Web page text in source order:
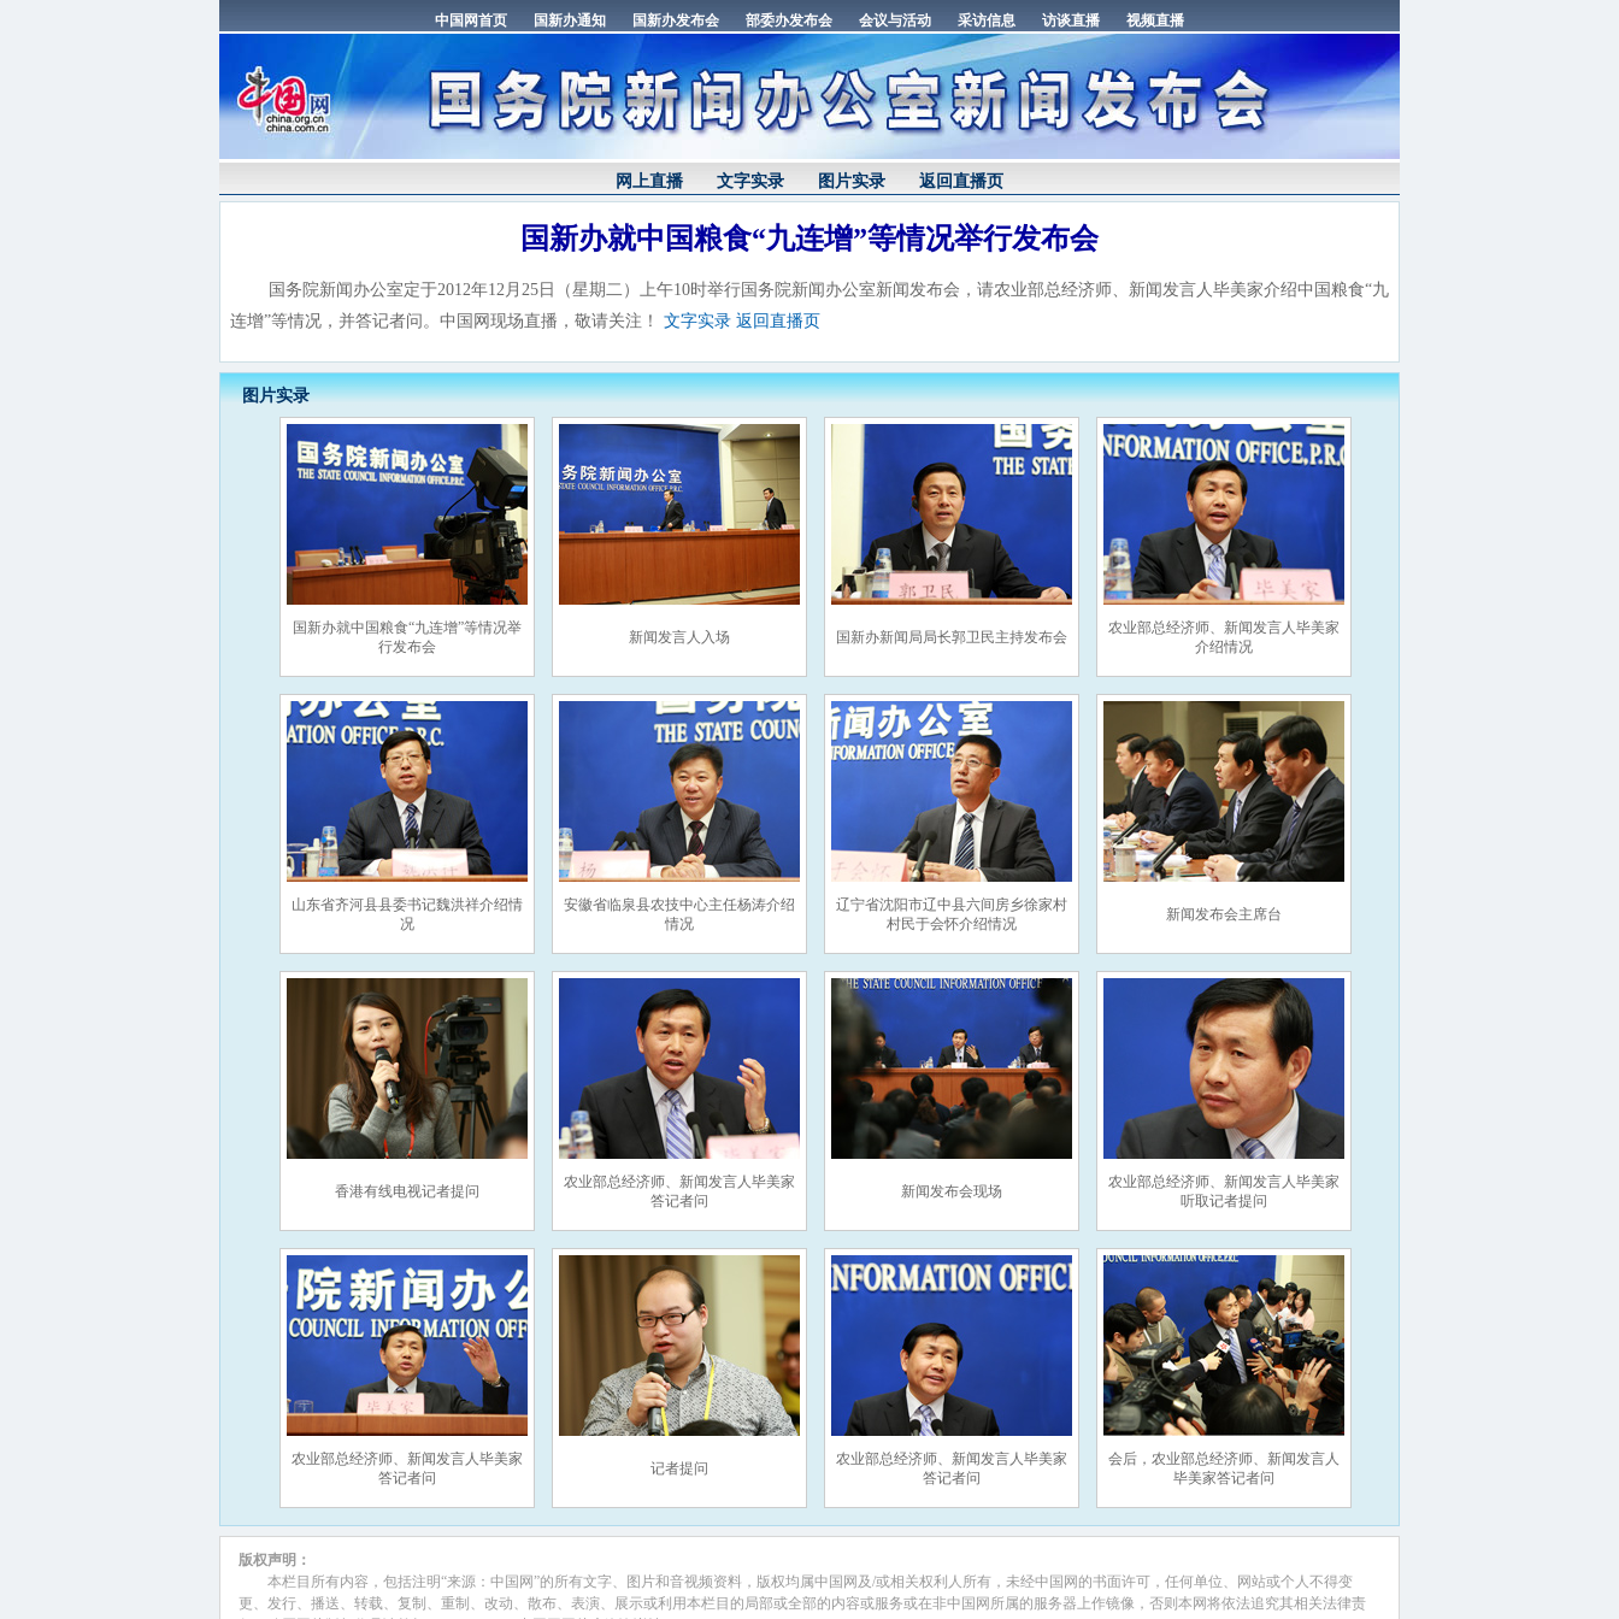
网上直播 文字实录 图片实录 返回直播页
国新办就中国粮食“九连增”等情况举行发布会
国务院新闻办公室定于2012年12月25日（星期二）上午10时举行国务院新闻办公室新闻发布会，请农业部总经济师、新闻发言人毕美家介绍中国粮食“九
连增”等情况，并答记者问。中国网现场直播，敬请关注！ 文字实录 返回直播页
图片实录
国新办就中国粮食“九连增”等情况举
行发布会
新闻发言人入场 国新办新闻局局长郭卫民主持发布会
农业部总经济师、新闻发言人毕美家
介绍情况
山东省齐河县县委书记魏洪祥介绍情
况
安徽省临泉县农技中心主任杨涛介绍
情况
辽宁省沈阳市辽中县六间房乡徐家村
村民于会怀介绍情况
新闻发布会主席台
香港有线电视记者提问
农业部总经济师、新闻发言人毕美家
答记者问
新闻发布会现场
农业部总经济师、新闻发言人毕美家
听取记者提问
农业部总经济师、新闻发言人毕美家
答记者问
记者提问
农业部总经济师、新闻发言人毕美家
答记者问
会后，农业部总经济师、新闻发言人
毕美家答记者问